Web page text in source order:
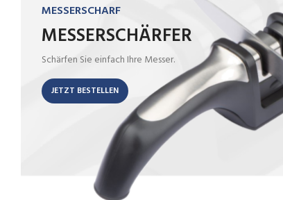
MESSERSCHARF
MESSERSCHÄRFER
Schärfen Sie einfach Ihre Messer.
JETZT BESTELLEN